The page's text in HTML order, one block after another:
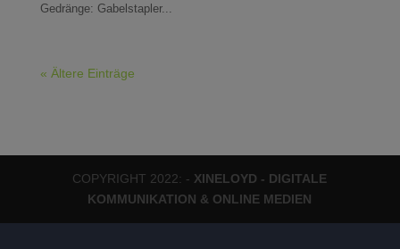
Gedränge: Gabelstapler...
« Ältere Einträge
COPYRIGHT 2022: - XINELOYD - DIGITALE
KOMMUNIKATION & ONLINE MEDIEN